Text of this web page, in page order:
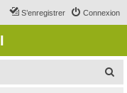
Connexion
S’enregistrer